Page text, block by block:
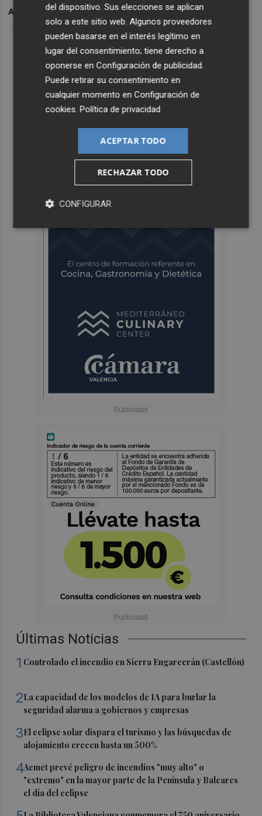
Últimas Noticias
1 Controlado el incendio en Sierra Engarcerán (Castellón)
2La capacidad de los modelos de IA para burlar la
seguridad alarma a gobiernos y empresas
3El eclipse solar dispara el turismo y las búsquedas de
alojamiento crecen hasta un 500%
4Aemet prevé peligro de incendios "muy alto" o
"extremo" en la mayor parte de la Península y Baleares
el día del eclipse
ARCHIVADO EN IVA PRECIOS
del dispositivo. Sus elecciones se aplican
solo a este sitio web. Algunos proveedores
pueden basarse en el interés legítimo en
lugar del consentimiento; tiene derecho a
oponerse enConfiguración de publicidad
Puede retirar su consentimiento en
cualquier momento enConfiguración de
cookies .Política de privacidad
ACEPTAR TODO
RECHAZAR TODO
CONFIGURAR